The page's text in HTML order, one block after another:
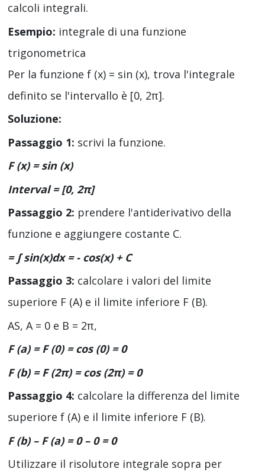
calcoli integrali.
Esempio: integrale di una funzione
trigonometrica
Per la funzione f (x) = sin (x), trova l'integrale
definito se l'intervallo è [0, 2π].
Soluzione:
Passaggio 1: scrivi la funzione.
F (x) = sin (x)
Interval = [0, 2π]
Passaggio 2: prendere l'antiderivativo della
funzione e aggiungere costante C.
= ∫sin(x)dx= - cos(x) + C
Passaggio 3: calcolare i valori del limite
superiore F (A) e il limite inferiore F (B).
AS, A = 0 e B = 2π,
F (a) = F (0) = cos (0) = 0
F (b) = F (2π) = cos (2π) = 0
Passaggio 4: calcolare la differenza del limite
superiore f (A) e il limite inferiore F (B).
F (b) – F (a) = 0 – 0 = 0
Utilizzare il risolutore integrale sopra per